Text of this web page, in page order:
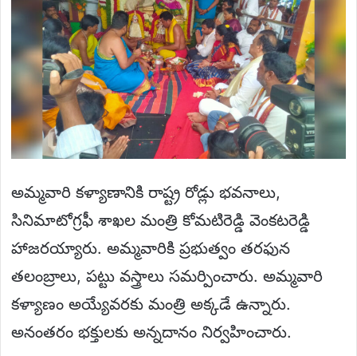
అమ్మవారి కళ్యాణానికి రాష్ట్ర రోడ్లు భవనాలు,
సినిమాటోగ్రఫీ శాఖల మంత్రి కోమటిరెడ్డి వెంకటరెడ్డి
హాజరయ్యారు. అమ్మవారికి ప్రభుత్వం తరఫున
తలంబ్రాలు, పట్టు వస్త్రాలు సమర్పించారు. అమ్మవారి
కళ్యాణం అయ్యేవరకు మంత్రి అక్కడే ఉన్నారు.
అనంతరం భక్తులకు అన్నదానం నిర్వహించారు.